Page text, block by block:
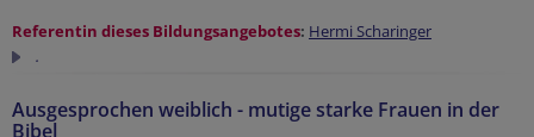
Referentin dieses Bildungsangebotes: Hermi Scharinger
.
Ausgesprochen weiblich - mutige starke Frauen in der
Bibel